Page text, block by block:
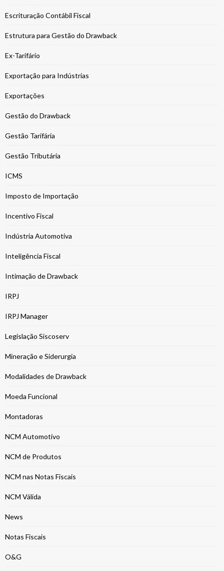
Escrituração Contábil Fiscal
Estrutura para Gestão do Drawback
Ex-Tarifário
Exportação para Indústrias
Exportações
Gestão do Drawback
Gestão Tarifária
Gestão Tributária
ICMS
Imposto de Importação
Incentivo Fiscal
Indústria Automotiva
Inteligência Fiscal
Intimação de Drawback
IRPJ
IRPJ Manager
Legislação Siscoserv
Mineração e Siderurgia
Modalidades de Drawback
Moeda Funcional
Montadoras
NCM Automotivo
NCM de Produtos
NCM nas Notas Fiscais
NCM Válida
News
Notas Fiscais
O&G